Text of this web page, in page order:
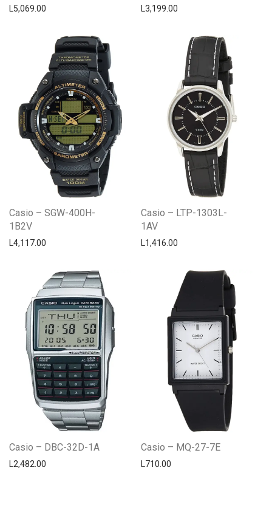
L5,069.00 L3,199.00
Casio – SGW-400H-
1B2V
L4,117.00
Casio – LTP-1303L-
1AV
L1,416.00
Casio – DBC-32D-1A
L2,482.00
Casio – MQ-27-7E
L710.00